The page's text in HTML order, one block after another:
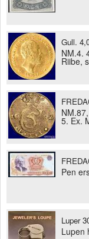
Gull.
NM.4.
Riibe,
5. Ex.
Pen
Luper
Lupen